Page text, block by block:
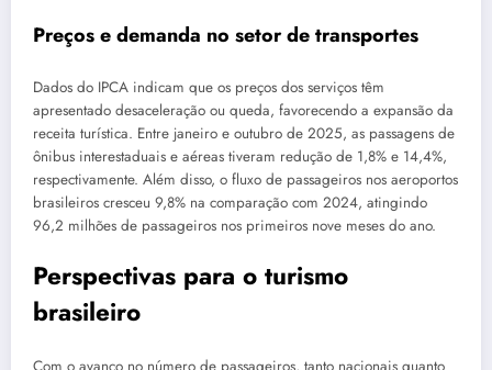
Preços e demanda no setor de transportes
Dados do IPCA indicam que os preços dos serviços têm
apresentado desaceleração ou queda, favorecendo a expansão da
receita turística. Entre janeiro e outubro de 2025, as passagens de
ônibus interestaduais e aéreas tiveram redução de 1,8% e 14,4%,
respectivamente. Além disso, o fluxo de passageiros nos aeroportos
brasileiros cresceu 9,8% na comparação com 2024, atingindo
96,2 milhões de passageiros nos primeiros nove meses do ano.
Perspectivas para o turismo
brasileiro